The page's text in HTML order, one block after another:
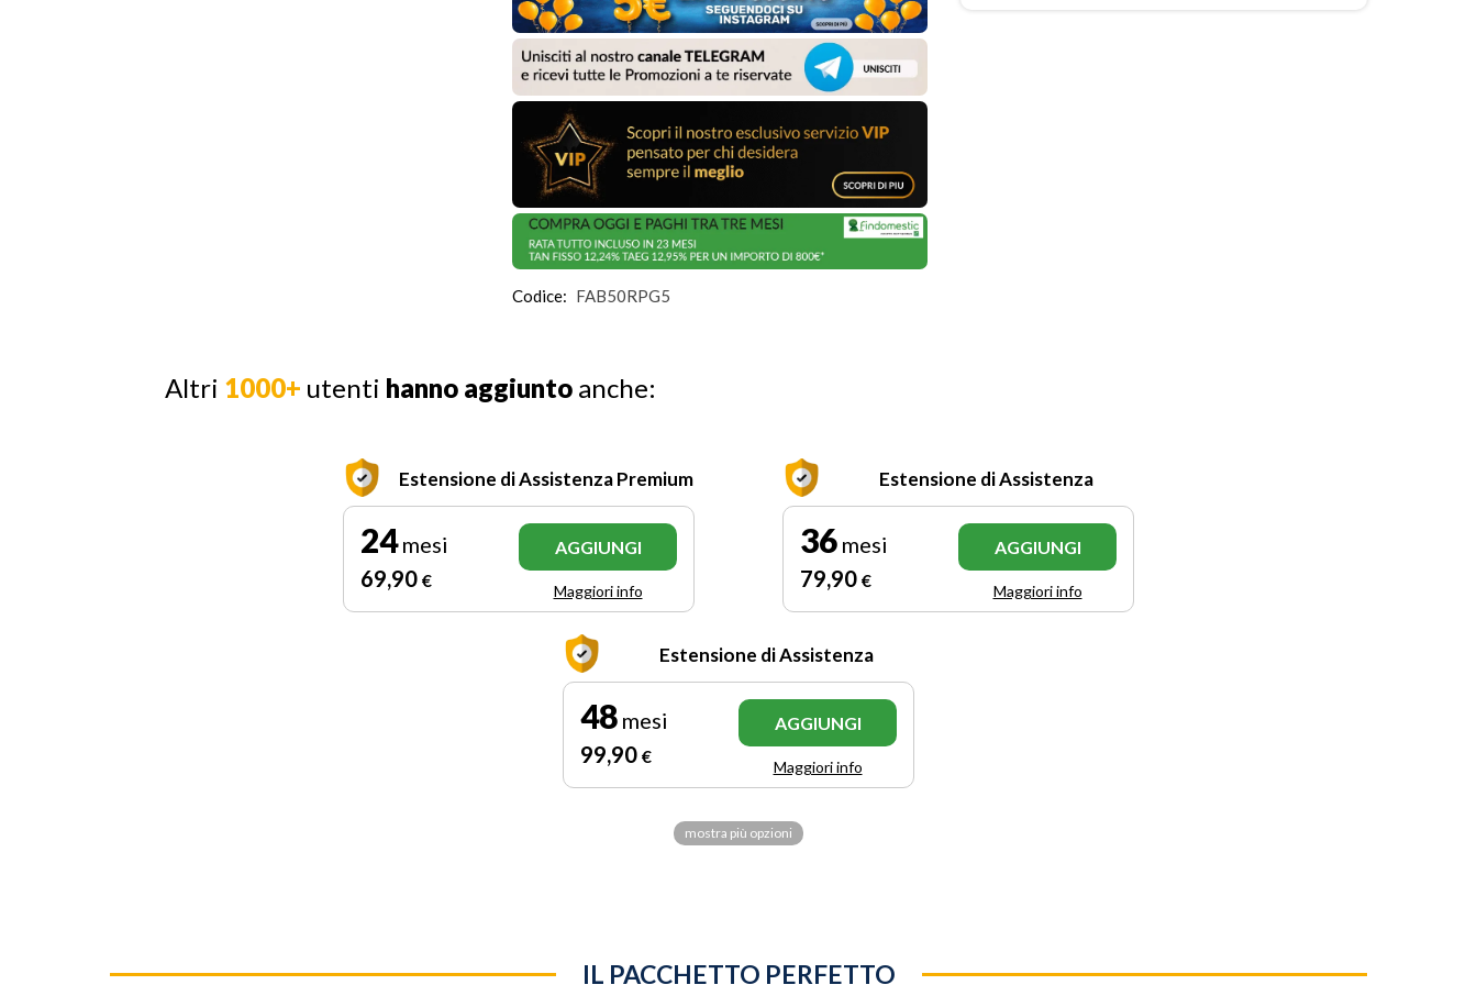
Codice: FAB50RPG5
Altri 1000+ utenti hanno aggiunto anche:
Estensione di Assistenza Premium
24mesi
69,90 €
AGGIUNGI
Maggiori info
Estensione di Assistenza
36 mesi
79,90 €
AGGIUNGI
Maggiori info
Estensione di Assistenza
48 mesi
99,90 €
AGGIUNGI
Maggiori info
mostra più opzioni
IL PACCHETTO PERFETTO